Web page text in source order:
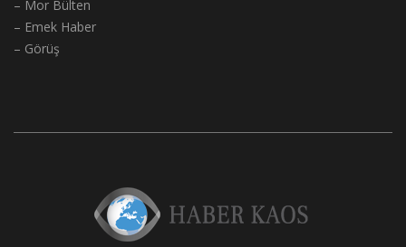
– Mor Bülten
– Emek Haber
– Görüş